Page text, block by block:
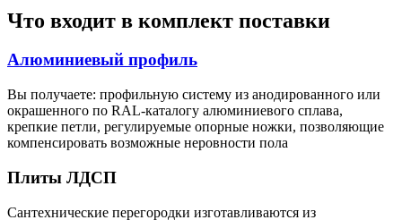
Что входит в комплект поставки
Алюминиевый профиль
Вы получаете: профильную систему из анодированного или
окрашенного по RAL-каталогу алюминиевого сплава,
крепкие петли, регулируемые опорные ножки, позволяющие
компенсировать возможные неровности пола
Плиты ЛДСП
Сантехнические перегородки изготавливаются из